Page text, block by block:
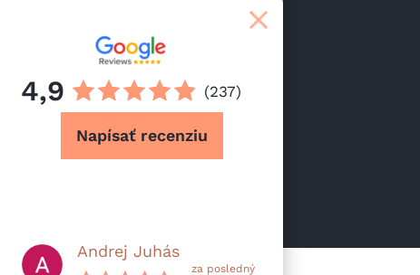
4,9 (237)
Napísať recenziu
Andrej Juhás
za posledný